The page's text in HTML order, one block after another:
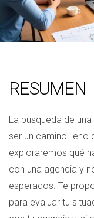
RESUMEN
La búsqueda de
ser un camino lleno
exploraremos qué
con una agencia y
esperados. Te
para evaluar tu